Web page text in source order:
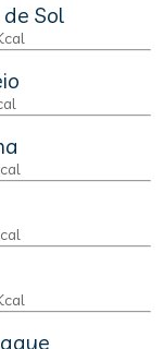
Sol